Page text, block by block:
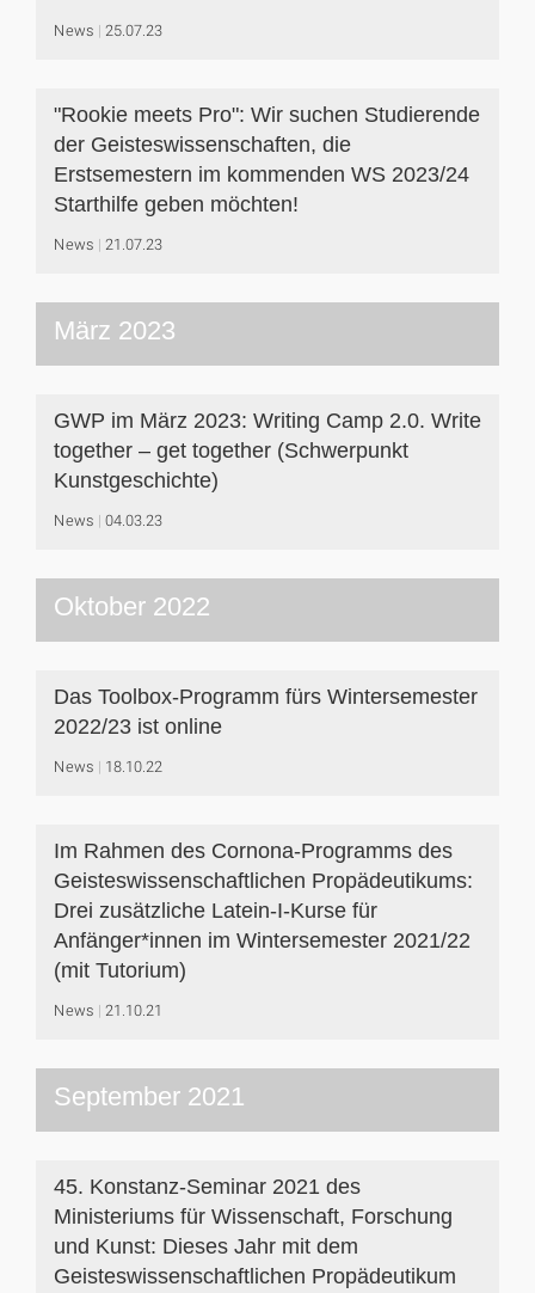
News 25.07.23
"Rookie meets Pro": Wir suchen Studierende
der Geisteswissenschaften, die
Erstsemestern im kommenden WS 2023/24
Starthilfe geben möchten!
News 21.07.23
März 2023
GWP im März 2023: Writing Camp 2.0. Write
together – get together (Schwerpunkt
Kunstgeschichte)
News 04.03.23
Oktober 2022
Das Toolbox-Programm fürs Wintersemester
2022/23 ist online
News 18.10.22
Im Rahmen des Cornona-Programms des
Geisteswissenschaftlichen Propädeutikums:
Drei zusätzliche Latein-I-Kurse für
Anfänger*innen im Wintersemester 2021/22
(mit Tutorium)
News 21.10.21
September 2021
45. Konstanz-Seminar 2021 des
Ministeriums für Wissenschaft, Forschung
und Kunst: Dieses Jahr mit dem
Geisteswissenschaftlichen Propädeutikum